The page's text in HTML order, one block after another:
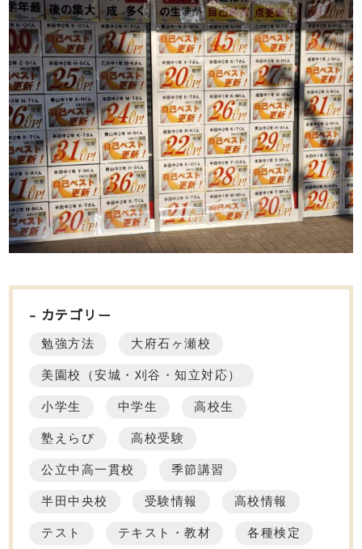
カテゴリー
勉強方法 大府石ヶ瀬校
美園校（安城・刈谷・知立対応）
小学生 中学生 高校生
塾えらび 高校受験
公立中高一貫校 季節講習
半田中央校 受験情報 高校情報
テスト テキスト・教材 各種検定